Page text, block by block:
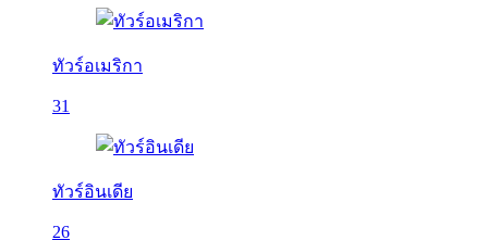
ทัวร์อเมริกา
31
ทัวร์อินเดีย
26